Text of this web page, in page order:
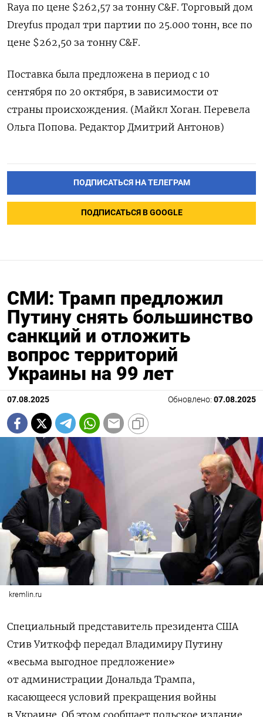
Raya по цене $262,57 за тонну C&F. Торговый дом
Dreyfus продал три партии по 25.000 тонн, все по
цене $262,50 за тонну C&F.
Поставка была предложена в период с 10
сентября по 20 октября, в зависимости от
страны происхождения. (Майкл Хоган. Перевела
Ольга Попова. Редактор Дмитрий Антонов)
ПОДПИСАТЬСЯ НА ТЕЛЕГРАМ
ПОДПИСАТЬСЯ В GOOGLE
СМИ: Трамп предложил
Путину снять большинство
санкций и отложить
вопрос территорий
Украины на 99 лет
07.08.2025 Обновлено: 07.08.2025
kremlin.ru
Специальный представитель президента США
Стив Уиткофф передал Владимиру Путину
«весьма выгодное предложение»
от администрации Дональда Трампа,
касающееся условий прекращения войны